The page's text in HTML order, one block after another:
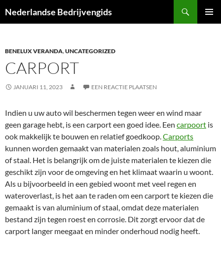
naar
Nederlandse Bedrijvengids
BENELUX VERANDA,UNCATEGORIZED
CARPORT
JANUARI 11, 2023 EEN REACTIE PLAATSEN
Indien u uw auto wil beschermen tegen weer en wind maar
geen garage hebt, is een carport een goed idee. Een carpoort is
ook makkelijk te bouwen en relatief goedkoop.Carports
kunnen worden gemaakt van materialen zoals hout, aluminium
of staal. Het is belangrijk om de juiste materialen te kiezen die
geschikt zijn voor de omgeving en het klimaat waarin u woont.
Als u bijvoorbeeld in een gebied woont met veel regen en
wateroverlast, is het aan te raden om een carport te kiezen die
gemaakt is van aluminium of staal, omdat deze materialen
bestand zijn tegen roest en corrosie. Dit zorgt ervoor dat de
carport langer meegaat en minder onderhoud nodig heeft.